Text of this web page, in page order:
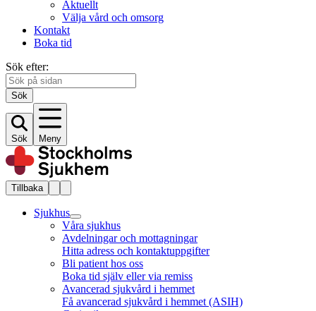
Aktuellt
Välja vård och omsorg
Kontakt
Boka tid
Sök efter:
Sök
Sök Meny
Tillbaka
Sjukhus
Våra sjukhus
Avdelningar och mottagningar
Hitta adress och kontaktuppgifter
Bli patient hos oss
Boka tid själv eller via remiss
Avancerad sjukvård i hemmet
Få avancerad sjukvård i hemmet (ASIH)